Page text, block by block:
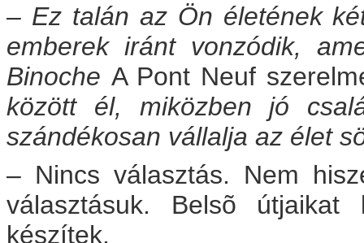
– Ez talán az Ön életének
emberek iránt vonzódik,
Binoche A Pont Neuf
között él, miközben jó
szándékosan vállalja az élet
– Nincs választás. Nem
választásuk. Belsõ
készítek.